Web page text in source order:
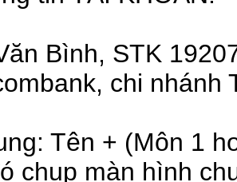
Bình, STK
chi nhánh
Tên + (Môn 1
ó chụp màn hình